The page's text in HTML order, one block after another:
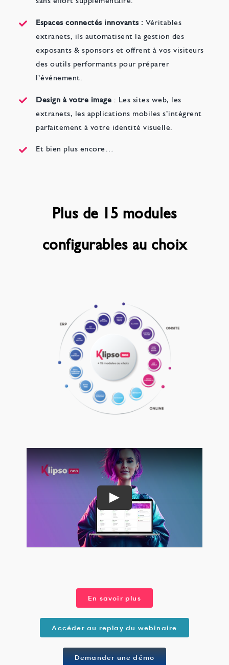
Espaces connectés innovants : Véritables
extranets, ils automatisent la gestion des
exposants & sponsors et offrent à vos visiteurs
des outils performants pour préparer
l’événement.
Design à votre image : Les sites web, les
extranets, les applications mobiles s’intègrent
parfaitement à votre identité visuelle.
Et bien plus encore…
Plus de 15 modules
configurables au choix
En savoir plus
Accéder au replay du webinaire
Demander une démo